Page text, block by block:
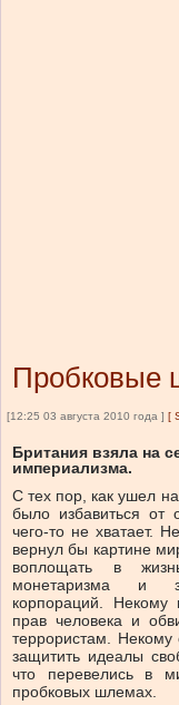
Пробковые
[12:25 03 августа 2010 года ] [
Британия взяла на
империализма.
С тех пор, как ушел
было избавиться
чего-то не хватает.
вернул бы картине
воплощать в жизнь
монетаризма и
корпораций. Некому
прав человека и
террористам.
защитить идеалы
что перевелись в
пробковых шлемах.